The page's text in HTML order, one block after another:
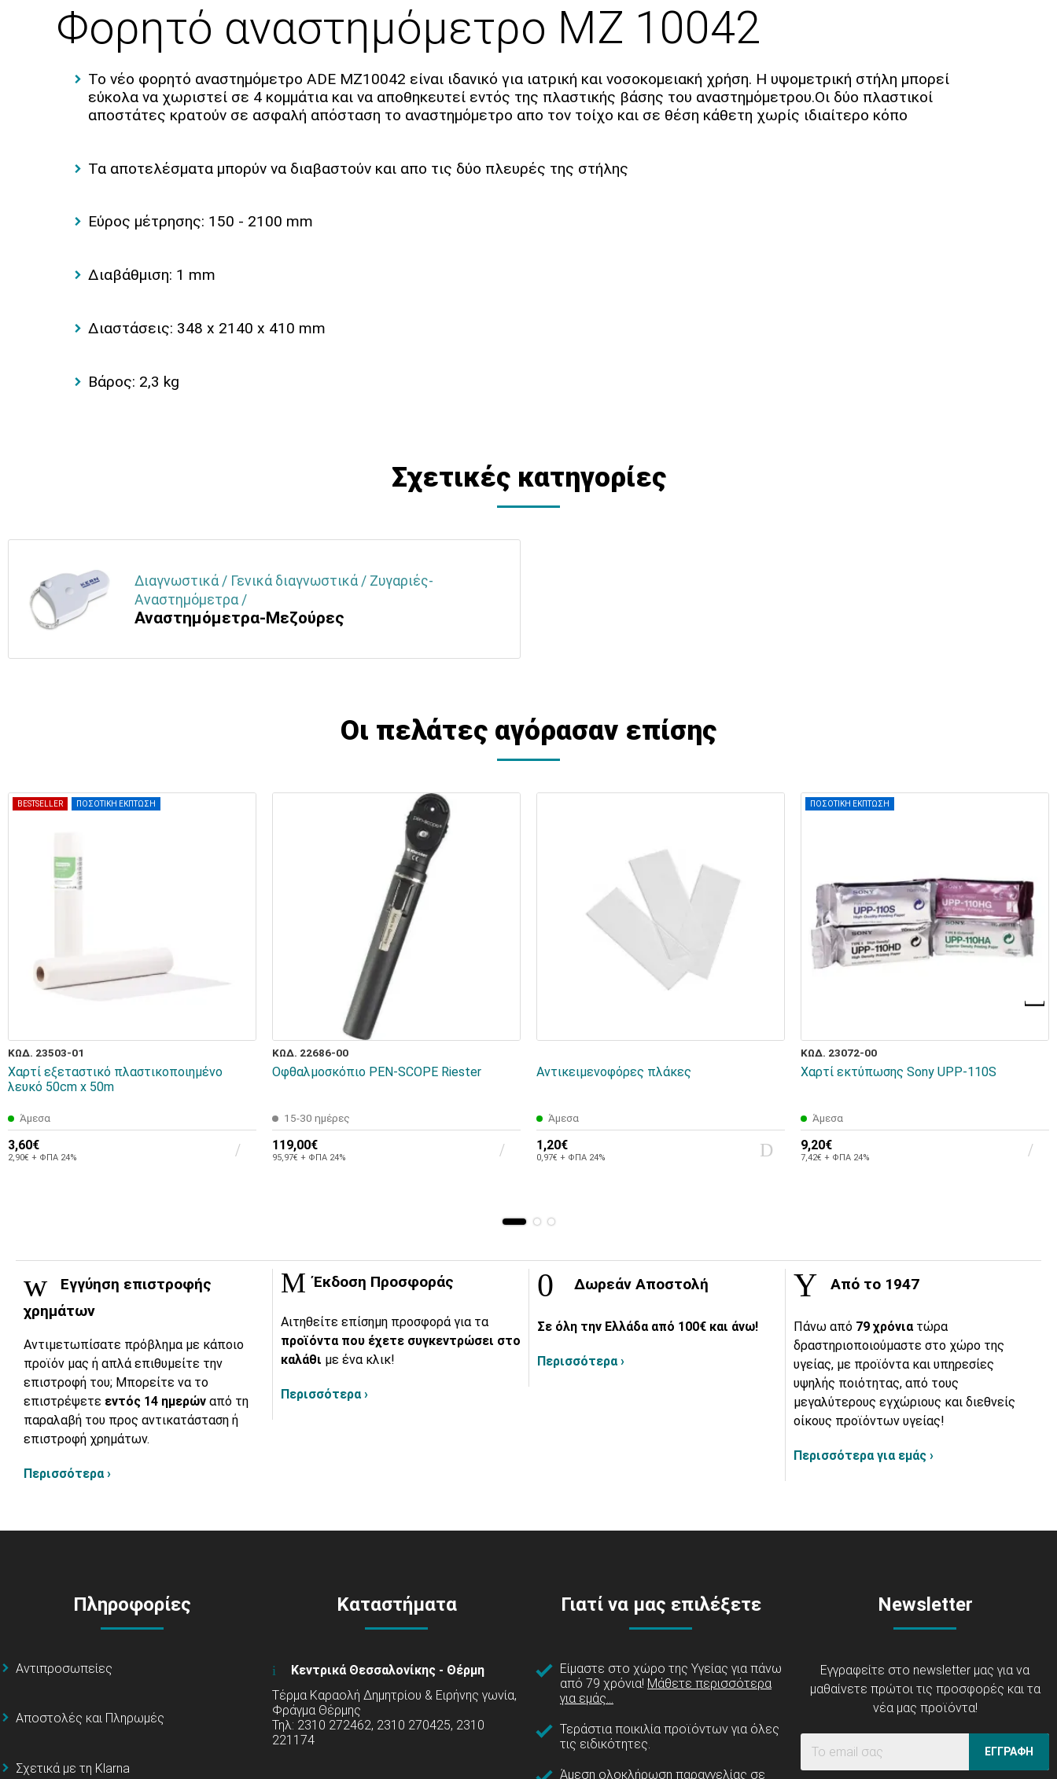
Φορητό αναστημόμετρο ΜΖ 10042
Το νέο φορητό αναστημόμετρο ADE MZ10042 είναι ιδανικό για ιατρική και νοσοκομειακή χρήση. Η υψομετρική στήλη μπορεί
εύκολα να χωριστεί σε 4 κομμάτια και να αποθηκευτεί εντός της πλαστικής βάσης του αναστημόμετρου.Οι δύο πλαστικοί
αποστάτες κρατούν σε ασφαλή απόσταση το αναστημόμετρο απο τον τοίχο και σε θέση κάθετη χωρίς ιδιαίτερο κόπο
Τα αποτελέσματα μπορύν να διαβαστούν και απο τις δύο πλευρές της στήλης
Εύρος μέτρησης: 150 - 2100 mm
Διαβάθμιση: 1 mm
Διαστάσεις: 348 x 2140 x 410 mm
Βάρος: 2,3 kg
Σχετικές κατηγορίες
Διαγνωστικά / Γενικά διαγνωστικά / Ζυγαριές-
Αναστημόμετρα /
Αναστημόμετρα-Μεζούρες
Οι πελάτες αγόρασαν επίσης
BESTSELLER ΠΟΣΟΤΙΚΗ ΕΚΠΤΩΣΗ
ΚΩΔ. 23503-01
Χαρτί εξεταστικό πλαστικοποιημένο
λευκό 50cm x 50m
Άμεσα
3,60€
2,90€ + ΦΠΑ 24%
ΚΩΔ. 22686-00
Οφθαλμοσκόπιο PEN-SCOPE Riester
15-30 ημέρες
119,00€
95,97€ + ΦΠΑ 24%
Αντικειμενοφόρες πλάκες
Άμεσα
1,20€
0,97€ + ΦΠΑ 24%
ΠΟΣΟΤΙΚΗ ΕΚΠΤΩΣΗ
ΚΩΔ. 23072-00
Χαρτί εκτύπωσης Sony UPP-110S
Άμεσα
9,20€
7,42€ + ΦΠΑ 24%
Εγγύηση επιστροφής
χρημάτων
Αντιμετωπίσατε πρόβλημα με κάποιο
προϊόν μας ή απλά επιθυμείτε την
επιστροφή του; Μπορείτε να το
επιστρέψετε εντός 14 ημερών από τη
παραλαβή του προς αντικατάσταση ή
επιστροφή χρημάτων.
Περισσότερα ›
Έκδοση Προσφοράς
Αιτηθείτε επίσημη προσφορά για τα
προϊόντα που έχετε συγκεντρώσει στο
καλάθι με ένα κλικ!
Περισσότερα ›
Δωρεάν Αποστολή
Σε όλη την Ελλάδα από 100€ και άνω!
Περισσότερα ›
Από το 1947
Πάνω από 79 χρόνια τώρα
δραστηριοποιούμαστε στο χώρο της
υγείας, με προϊόντα και υπηρεσίες
υψηλής ποιότητας, από τους
μεγαλύτερους εγχώριους και διεθνείς
οίκους προϊόντων υγείας!
Περισσότερα για εμάς ›
Πληροφορίες
Αντιπροσωπείες
Αποστολές και Πληρωμές
Σχετικά με τη Klarna
Καταστήματα
Κεντρικά Θεσσαλονίκης - Θέρμη
Τέρμα Καραολή Δημητρίου & Ειρήνης γωνία,
Φράγμα Θέρμης
Τηλ: 2310 272462, 2310 270425, 2310
221174
Γιατί να μας επιλέξετε
Είμαστε στο χώρο της Υγείας για πάνω
από 79 χρόνια! Μάθετε περισσότερα
για εμάς...
Τεράστια ποικιλία προϊόντων για όλες
τις ειδικότητες.
Άμεση ολοκλήρωση παραγγελίας σε
Newsletter
Εγγραφείτε στο newsletter μας για να
μαθαίνετε πρώτοι τις προσφορές και τα
νέα μας προϊόντα!
ΕΓΓΡΑΦΗ